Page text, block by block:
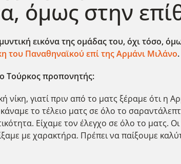
όμως στην
εικόνα της ομάδας του, όχι τόσο,
του Παναθηναϊκού επί της Αρμάνι Μιλάνο.
Τούρκος προπονητής:
νίκη, γιατί πριν από το ματς ξέραμε ότι η
το τέλειο ματς σε όλο το
Είχαμε τον έλεγχο σε όλο το ματς.
με χαρακτήρα. Πρέπει να παίξουμε